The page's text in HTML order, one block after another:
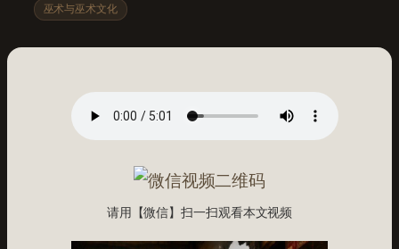
巫术与巫术文化
请用【微信】扫一扫观看本文视频